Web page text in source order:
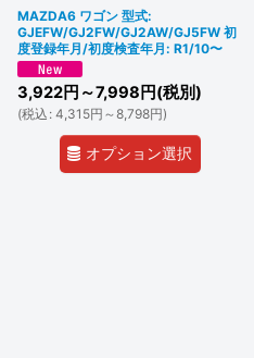
MAZDA6 ワゴン 型式:
GJEFW/GJ2FW/GJ2AW/GJ5FW 初
度登録年月/初度検査年月: R1/10〜
3,922円 ～7,998 円(税別)
(税込 : 4,315円 ～8,798円)
オプション選択